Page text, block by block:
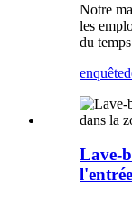
Notre
les
du
enquête
Lave-